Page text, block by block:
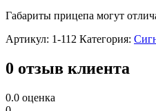
Габариты прицепа могут
Артикул: 1-112 Категория:
0 отзыв клиента
0.0 оценка